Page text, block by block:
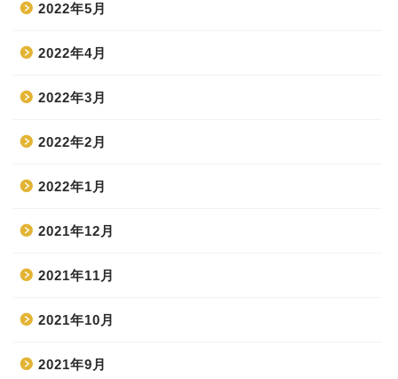
2022年5月
2022年4月
2022年3月
2022年2月
2022年1月
2021年12月
2021年11月
2021年10月
2021年9月